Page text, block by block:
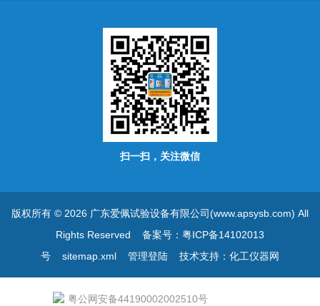
扫一扫，关注微信
版权所有 © 2026 广东爱佩试验设备有限公司(www.apsysb.com) All
Rights Reserved 备案号：粤ICP备14102013
号
sitemap.xml 管理登陆技术支持： 化工仪器网
粤公网安备44190002002510号